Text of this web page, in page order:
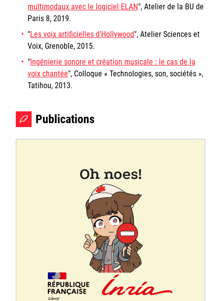
multimodaux avec le logiciel ELAN", Atelier de la BU de
Paris 8, 2019.
"Les voix artificielles d’Hollywood", Atelier Sciences et
Voix, Grenoble, 2015.
"Ingénierie sonore et création musicale : le cas de la
voix chantée", Colloque « Technologies, son, sociétés »,
Tatihou, 2013.
Publications